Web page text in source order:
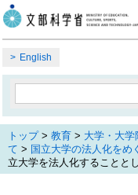
English
トップ> 教育 > 大学・大
て > 国立大学の法人化をめ
立大学を法人化することと